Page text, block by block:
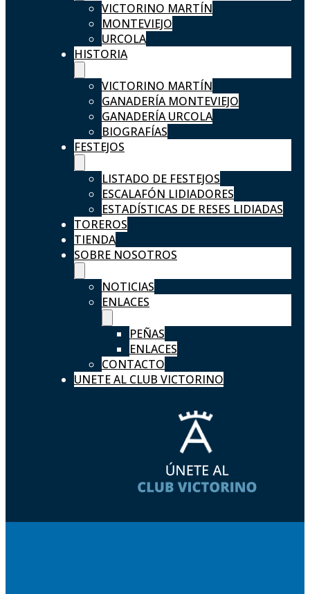
VICTORINO MARTÍN
MONTEVIEJO
URCOLA
HISTORIA
VICTORINO MARTÍN
GANADERÍA MONTEVIEJO
GANADERÍA URCOLA
BIOGRAFÍAS
FESTEJOS
LISTADO DE FESTEJOS
ESCALAFÓN LIDIADORES
ESTADÍSTICAS DE RESES LIDIADAS
TOREROS
TIENDA
SOBRE NOSOTROS
NOTICIAS
ENLACES
PEÑAS
ENLACES
CONTACTO
UNETE AL CLUB VICTORINO